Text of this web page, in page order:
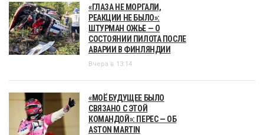
«ГЛАЗА НЕ МОРГАЛИ,
РЕАКЦИИ НЕ БЫЛО»:
ШТУРМАН ОЖЬЕ — О
СОСТОЯНИИ ПИЛОТА ПОСЛЕ
АВАРИИ В ФИНЛЯНДИИ
Вчера в 13:14
«МОЁ БУДУЩЕЕ БЫЛО
СВЯЗАНО С ЭТОЙ
КОМАНДОЙ»: ПЕРЕС — ОБ
ASTON MARTIN